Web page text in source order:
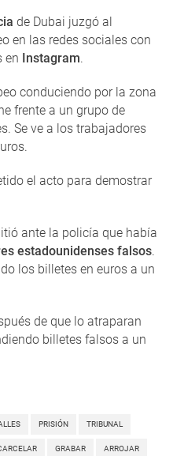
de Dubai juzgó al
en las redes sociales con
en Instagram.
conduciendo por la zona
frente a un grupo de
Se ve a los trabajadores
el acto para demostrar
ante la policía que había
estadounidenses falsos.
los billetes en euros a un
de que lo atraparan
billetes falsos a un
PRISIÓN TRIBUNAL
GRABAR ARROJAR